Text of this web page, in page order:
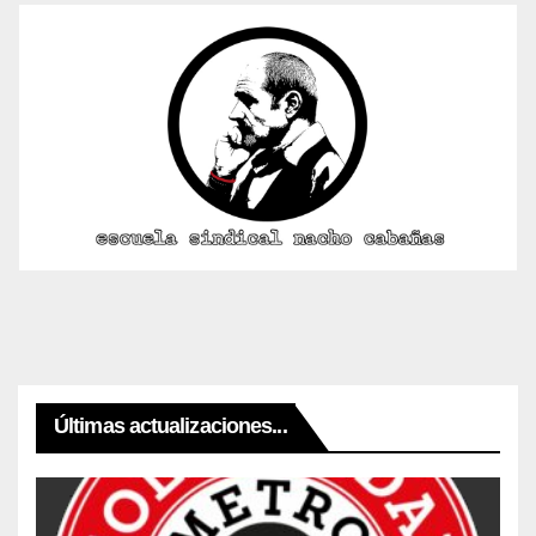
Últimas actualizaciones...